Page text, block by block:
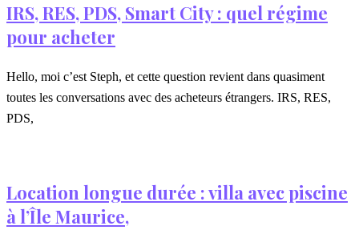
IRS, RES, PDS, Smart City : quel régime
pour acheter
Hello, moi c’est Steph, et cette question revient dans quasiment
toutes les conversations avec des acheteurs étrangers. IRS, RES,
PDS,
Location longue durée : villa avec piscine
à l’Île Maurice,